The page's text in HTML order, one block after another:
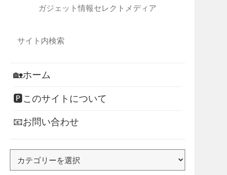
ガジェット情報セレクトメディア
🏡ホーム
🅿このサイトについて
📧お問い合わせ